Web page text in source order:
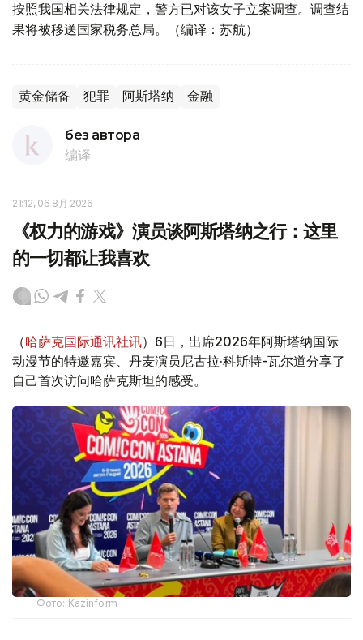
按照我国相关法律规定，警方已对该女子立案调查。调查结
果将被移送国家税务总局。（编译：苏航）
黄金储备 犯罪 阿斯塔纳 金融
без автора
编译
21:12, 06 8月 2026
《权力的游戏》演员谈阿斯塔纳之行：这里
的一切都让我喜欢
（哈萨克国际通讯社讯）6日，出席2026年阿斯塔纳国际
动漫节的特邀嘉宾、丹麦演员尼古拉·科斯特-瓦尔道分享了
自己首次访问哈萨克斯坦的感受。
Фото: Kazinform